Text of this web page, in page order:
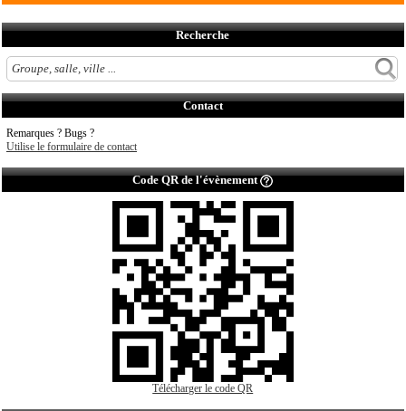
Recherche
Contact
Remarques ? Bugs ?
Utilise le formulaire de contact
Code QR de l'évènement
Télécharger le code QR